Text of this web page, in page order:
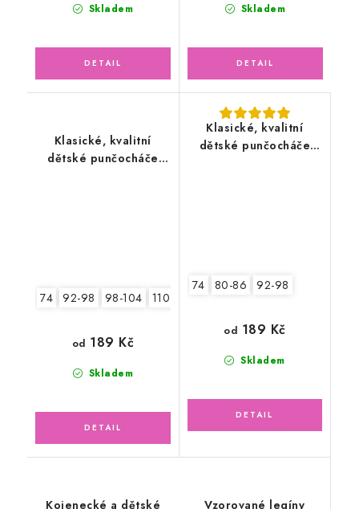
Skladem Skladem
Klasické, kvalitní
dětské punčocháče
74 92-98 98-104 110-116
Skladem
od 189 Kč
Klasické, kvalitní
dětské punčocháče
74 80-86 92-98
Skladem
od 189 Kč
Kojenecké a dětské
Vzorované legíny